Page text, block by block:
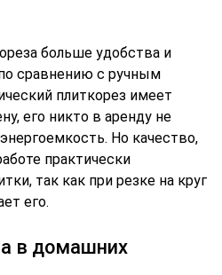
больше удобства и
сравнению с ручным
плиткорез имеет
его никто в аренду не
Но качество,
практически
так как при резке на круг
его.
в домашних